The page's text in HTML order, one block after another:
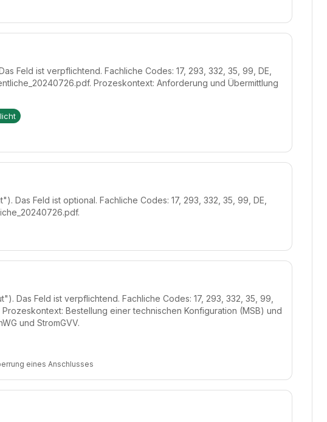
Feld ist verpflichtend. Fachliche Codes: 17, 293, 332, 35, 99, DE,
Prozeskontext: Anforderung und Übermittlung
Das Feld ist optional. Fachliche Codes: 17, 293, 332, 35, 99, DE,
Das Feld ist verpflichtend. Fachliche Codes: 17, 293, 332, 35, 99,
Prozeskontext: Bestellung einer technischen Konfiguration (MSB) und
und StromGVV.
eines Anschlusses